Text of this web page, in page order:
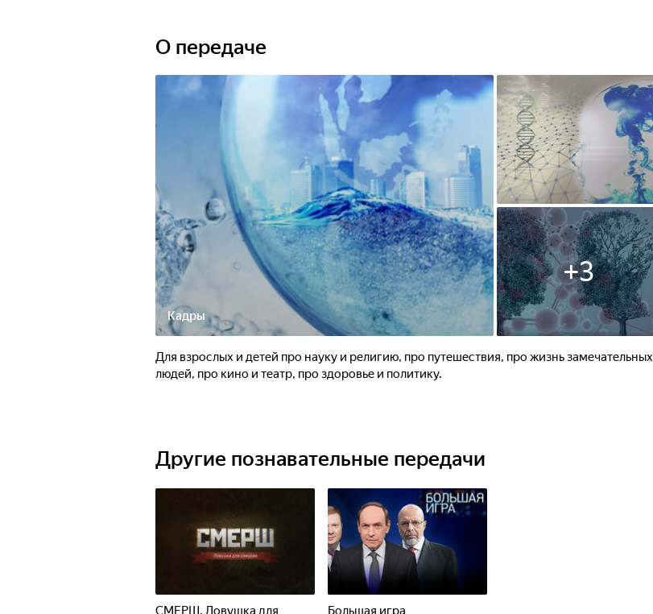
О передаче
Кадры
+3
Для взрослых и детей про науку и религию, про путешествия, про жизнь замечательных
людей, про кино и театр, про здоровье и политику.
Другие познавательные передачи
СМЕРШ. Ловушка для Большая игра